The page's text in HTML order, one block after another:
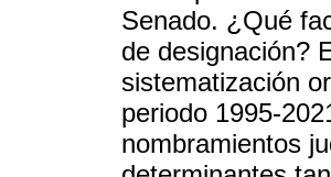
Senado. ¿Qué
de designación?
sistematización
periodo 1995-
nombramientos